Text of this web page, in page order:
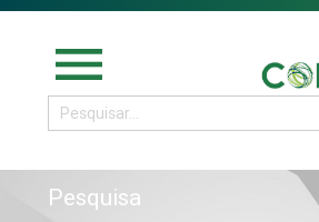
menu
Pesquisa